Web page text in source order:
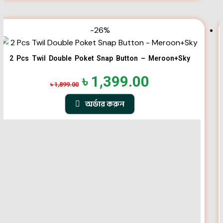
-26%
2 Pcs Twil Double Poket Snap Button – Meroon+Sky
৳1,899.00 ৳ 1,399.00
অর্ডার করুন